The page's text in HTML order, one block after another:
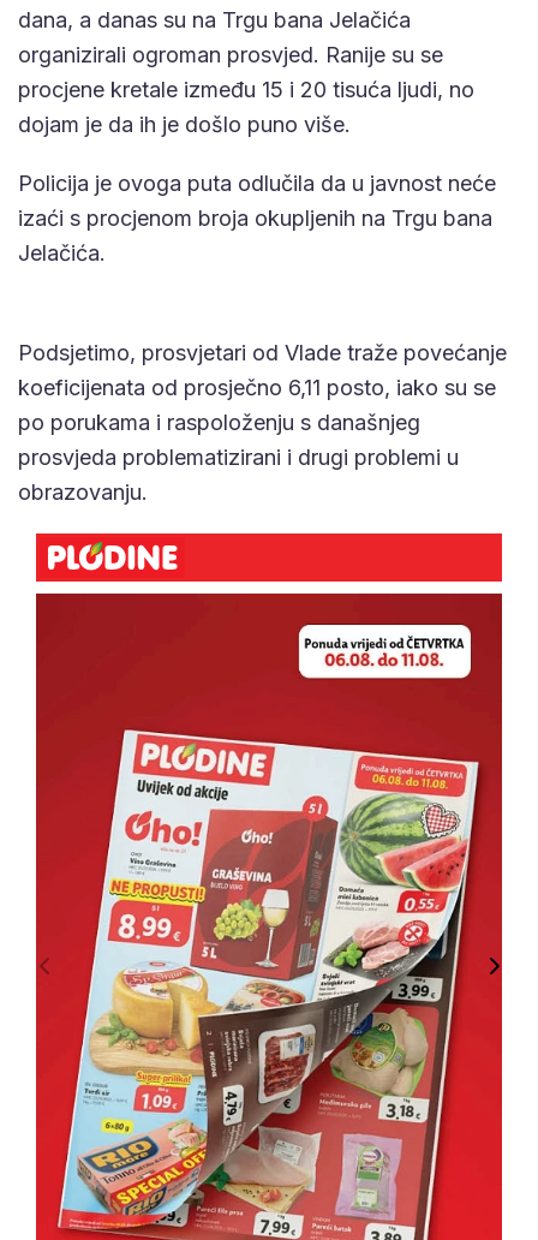
dana, a danas su na Trgu bana Jelačića
organizirali ogroman prosvjed. Ranije su se
procjene kretale između 15 i 20 tisuća ljudi, no
dojam je da ih je došlo puno više.
Policija je ovoga puta odlučila da u javnost neće
izaći s procjenom broja okupljenih na Trgu bana
Jelačića.
Podsjetimo, prosvjetari od Vlade traže povećanje
koeficijenata od prosječno 6,11 posto, iako su se
po porukama i raspoloženju s današnjeg
prosvjeda problematizirani i drugi problemi u
obrazovanju.